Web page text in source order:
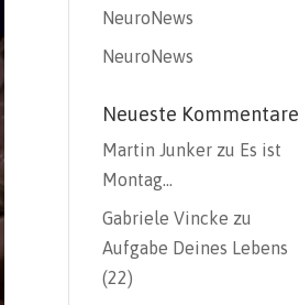
NeuroNews
NeuroNews
Neueste Kommentare
Martin Junker zu Es ist
Montag…
Gabriele Vincke zu
Aufgabe Deines Lebens
(22)